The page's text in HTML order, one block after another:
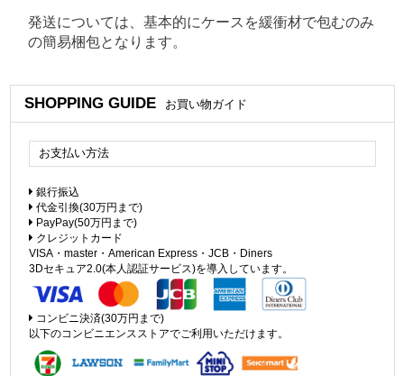
発送については、基本的にケースを緩衝材で包むのみ
の簡易梱包となります。
SHOPPING GUIDE お買い物ガイド
お支払い方法
銀行振込
代金引換(30万円まで)
PayPay(50万円まで)
クレジットカード
VISA・master・American Express・JCB・Diners
3Dセキュア2.0(本人認証サービス)を導入しています。
コンビニ決済(30万円まで)
以下のコンビニエンスストアでご利用いただけます。